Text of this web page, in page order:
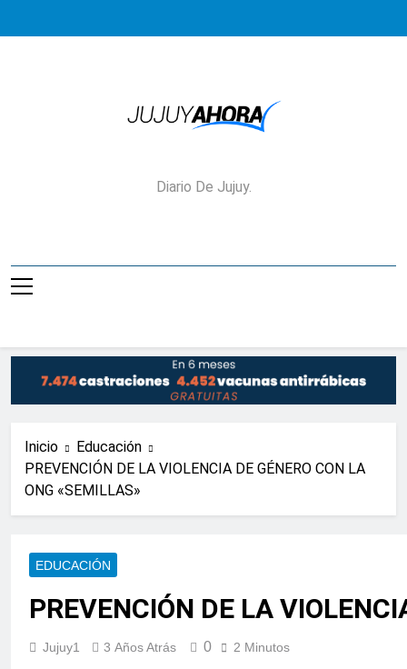
Jujuy Ahora!
Diario De Jujuy.
Inicio
Educación
PREVENCIÓN DE LA VIOLENCIA DE GÉNERO CON LA
ONG «SEMILLAS»
EDUCACIÓN
PREVENCIÓN DE LA
Jujuy1 3 Años Atrás 0 2 Minutos